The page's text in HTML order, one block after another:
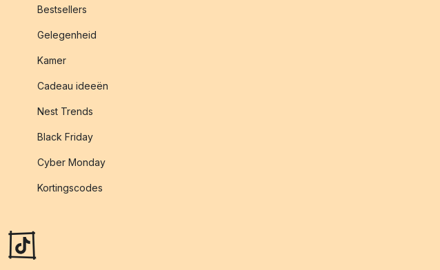
Bestsellers
Gelegenheid
Kamer
Cadeau ideeën
Nest Trends
Black Friday
Cyber Monday
Kortingscodes